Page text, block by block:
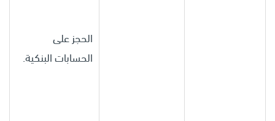
الحجز على
الحسابات البنكية.